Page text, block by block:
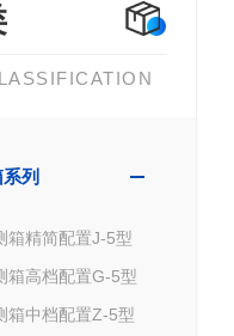
列
箱精简配置J-5型
箱高档配置G-5型
箱中档配置Z-5型